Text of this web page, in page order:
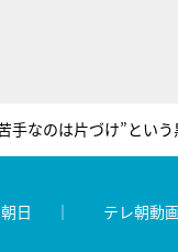
日 テレ朝動